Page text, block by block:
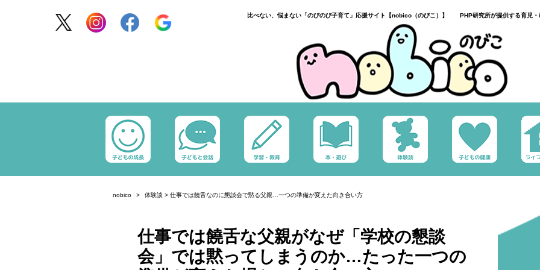
比べない、悩まない「のびのび子育て」応援サイト【nobico（のびこ）】 PHP研究所が提供する育児・
nobico 体験談 > 仕事では饒舌なのに懇談会で黙る父親…一つの準備が変えた向き合い方
仕事では饒舌な父親がなぜ「学校の懇談
会」では黙ってしまうのか…たった一つの